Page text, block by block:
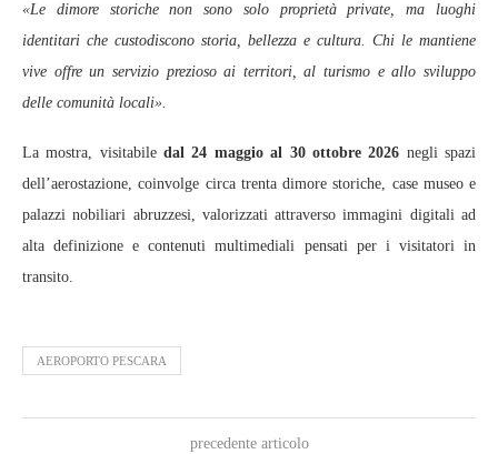
«Le dimore storiche non sono solo proprietà private, ma luoghi
identitari che custodiscono storia, bellezza e cultura. Chi le mantiene
vive offre un servizio prezioso ai territori, al turismo e allo sviluppo
delle comunità locali».
La mostra, visitabiledal 24 maggio al 30 ottobre 2026 negli spazi
dell’aerostazione, coinvolge circa trenta dimore storiche, case museo e
palazzi nobiliari abruzzesi, valorizzati attraverso immagini digitali ad
alta definizione e contenuti multimediali pensati per i visitatori in
transito.
AEROPORTO PESCARA
precedente articolo